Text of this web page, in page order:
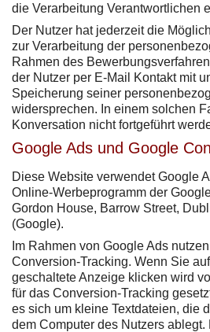
die Verarbeitung Verantwortlichen
Der Nutzer hat jederzeit die
zur Verarbeitung der
Rahmen des
der Nutzer per E-Mail Kontakt mit
Speicherung seiner
widersprechen. In einem solchen
Konversation nicht fortgeführt
Google Ads und Google
Diese Website verwendet Google
Online-Werbeprogramm der
Gordon House, Barrow Street,
(Google).
Im Rahmen von Google Ads
Conversion-Tracking. Wenn Sie
geschaltete Anzeige klicken wird
für das Conversion-Tracking
es sich um kleine Textdateien, die
dem Computer des Nutzers